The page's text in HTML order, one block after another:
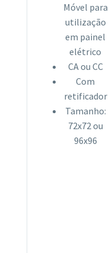
Móvel para
utilização
em painel
elétrico
CA ou CC
Com
retificador
Tamanho:
72x72 ou
96x96